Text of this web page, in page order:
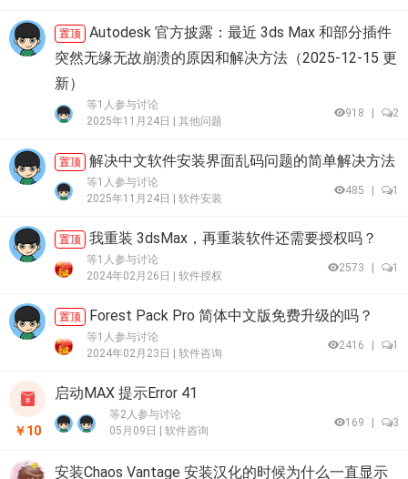
置顶
Autodesk 官方披露：最近 3ds Max 和部分插件
突然无缘无故崩溃的原因和解决方法（2025-12-15 更
新）
等1人参与讨论
2025年11月24日 | 其他问题
918 2
置顶 解决中文软件安装界面乱码问题的简单解决方法
等1人参与讨论
2025年11月24日 | 软件安装
485 1
置顶 我重装 3dsMax，再重装软件还需要授权吗？
等1人参与讨论
2024年02月26日 | 软件授权
2573 1
置顶 Forest Pack Pro 简体中文版免费升级的吗？
等1人参与讨论
2024年02月23日 | 软件咨询
2416 1
￥10
启动MAX 提示Error 41
等2人参与讨论
05月09日 | 软件咨询
169 3
安装Chaos Vantage 安装汉化的时候为什么一直显示